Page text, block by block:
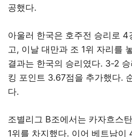
공했다.
아울러 한국은 호주전 승리로 4
고, 이날 대만과 조 1위 자리를
결과는 한국의 승리였다. 3-2
킹 포인트 3.67점을 추가했다.
다.
조별리그 B조에서는 카자흐스
1위를 차지했다. 이어 베트남이